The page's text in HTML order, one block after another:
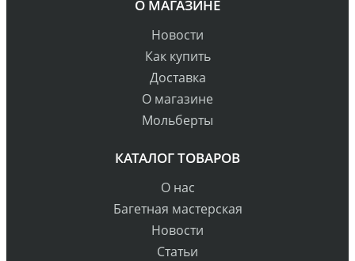
О МАГАЗИНЕ
Новости
Как купить
Доставка
О магазине
Мольберты
КАТАЛОГ ТОВАРОВ
О нас
Багетная мастерская
Новости
Статьи